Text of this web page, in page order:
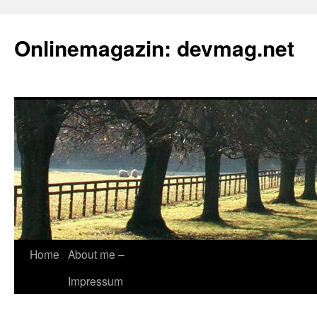
Onlinemagazin: devmag.net
Skip
Home About me –
Impressum